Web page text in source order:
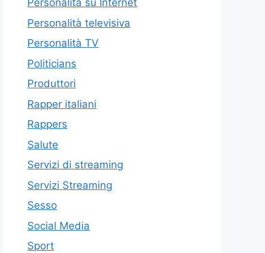
Personalità su Internet
Personalità televisiva
Personalità TV
Politicians
Produttori
Rapper italiani
Rappers
Salute
Servizi di streaming
Servizi Streaming
Sesso
Social Media
Sport